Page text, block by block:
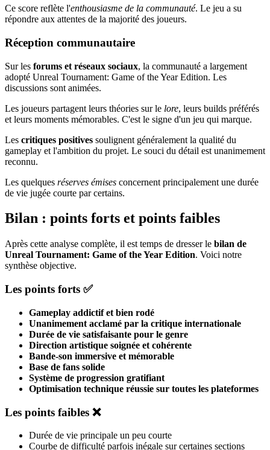
Ce score reflète l'enthousiasme de la communauté. Le jeu a su
répondre aux attentes de la majorité des joueurs.
Réception communautaire
Sur les forums et réseaux sociaux, la communauté a largement
adopté Unreal Tournament: Game of the Year Edition. Les
discussions sont animées.
Les joueurs partagent leurs théories sur le lore, leurs builds préférés
et leurs moments mémorables. C'est le signe d'un jeu qui marque.
Les critiques positives soulignent généralement la qualité du
gameplay et l'ambition du projet. Le souci du détail est unanimement
reconnu.
Les quelques réserves émises concernent principalement une durée
de vie jugée courte par certains.
Bilan : points forts et points faibles
Après cette analyse complète, il est temps de dresser le bilan de
Unreal Tournament: Game of the Year Edition. Voici notre
synthèse objective.
Les points forts ✅
Gameplay addictif et bien rodé
Unanimement acclamé par la critique internationale
Durée de vie satisfaisante pour le genre
Direction artistique soignée et cohérente
Bande-son immersive et mémorable
Base de fans solide
Système de progression gratifiant
Optimisation technique réussie sur toutes les plateformes
Les points faibles ❌
Durée de vie principale un peu courte
Courbe de difficulté parfois inégale sur certaines sections